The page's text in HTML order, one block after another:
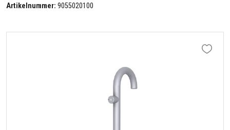
Artikelnummer: 9055020100